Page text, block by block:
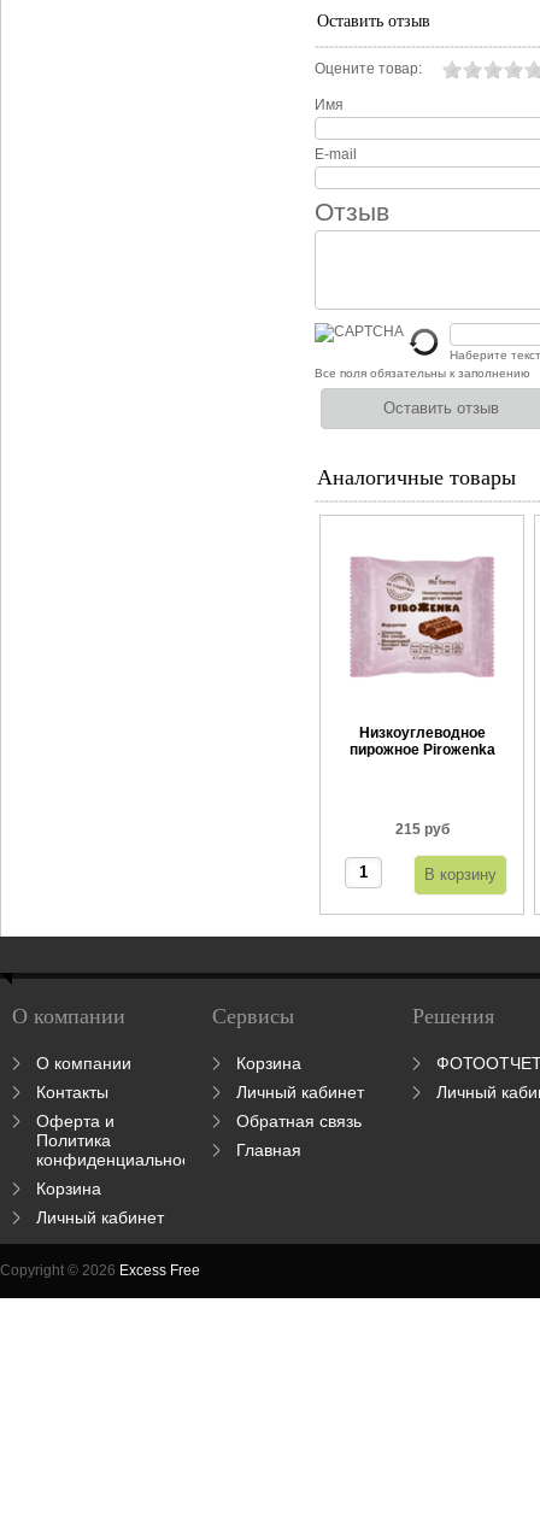
Оставить отзыв
Оцените товар:
Имя
E-mail
Отзыв
Наберите
Все поля обязательны к заполнению
Аналогичные товары
Низкоуглеводное
пирожное Piroжenka
215 руб
О компании
О компании
Контакты
Оферта и
Политика
конфиденциальности
Корзина
Личный кабинет
Сервисы
Корзина
Личный кабинет
Обратная связь
Главная
Решения
Личный
Copyright © 2026 Excess Free